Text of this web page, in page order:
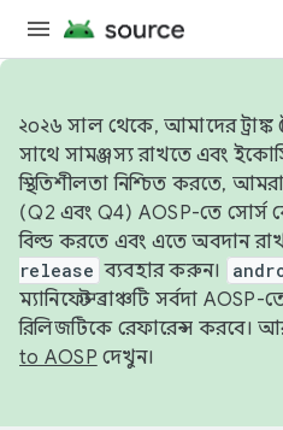
২০২৬ সাল থেকে, আমাদের
সাথে সামঞ্জস্য রাখতে এবং
স্থিতিশীলতা নিশ্চিত করতে,
(Q2 এবং Q4) AOSP-তে সোর্স
বিল্ড করতে এবং এতে অবদান
release ব্যবহার করুন।
ম্যানিফেস্ট ব্রাঞ্চটি সর্বদা
রিলিজটিকে রেফারেন্স করবে।
to AOSP দেখুন।